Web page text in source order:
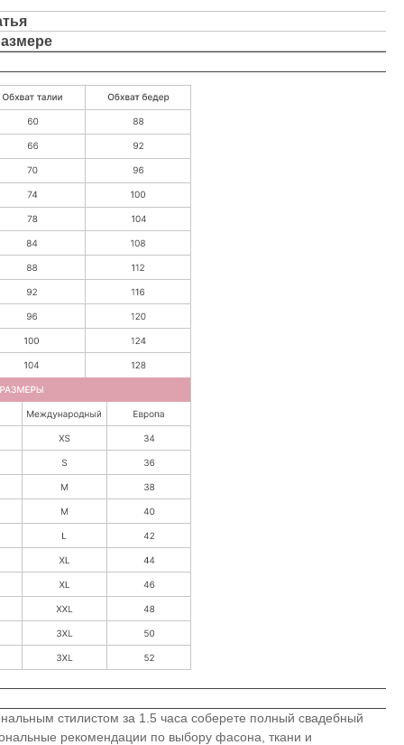
стилистом за 1.5 часа соберете полный свадебный
рекомендации по выбору фасона, ткани и